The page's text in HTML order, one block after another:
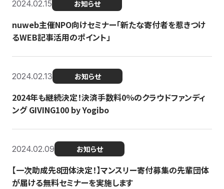
2024.02.15 お知らせ
nuweb主催NPO向けセミナー「新たな寄付者を惹きつけ
るWEB記事活用のポイント」
2024.02.13 お知らせ
2024年も継続決定！決済手数料0％のクラウドファンディ
ング GIVING100 by Yogibo
2024.02.09 お知らせ
【一次助成先8団体決定！】マンスリー寄付募集の先輩団体
が届ける無料セミナーを実施します